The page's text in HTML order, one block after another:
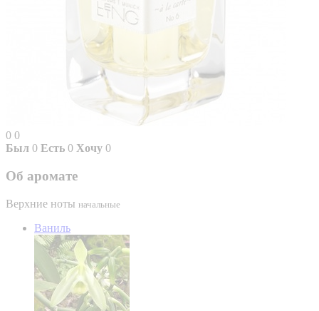
0 0
Был 0 Есть 0 Хочу 0
Об аромате
Верхние ноты начальные
Ваниль